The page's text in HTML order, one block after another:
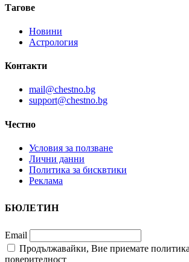
Тагове
Новини
Астрология
Контакти
mail@chestno.bg
support@chestno.bg
Честно
Условия за ползване
Лични данни
Политика за бисквтики
Реклама
БЮЛЕТИН
Email
Продължавайки, Вие приемате
поверителност